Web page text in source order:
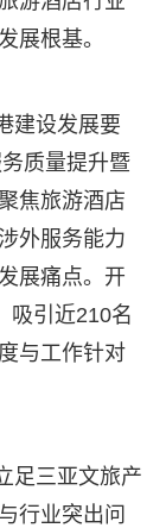
展根基。
建设发展要
质量提升暨
焦旅游酒店
外服务能力
展痛点。开
吸引近210名
与工作针对
足三亚文旅产
行业突出问